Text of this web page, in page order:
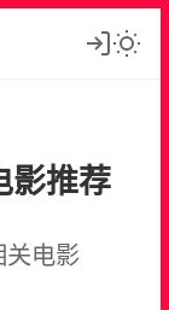
影推荐
电影